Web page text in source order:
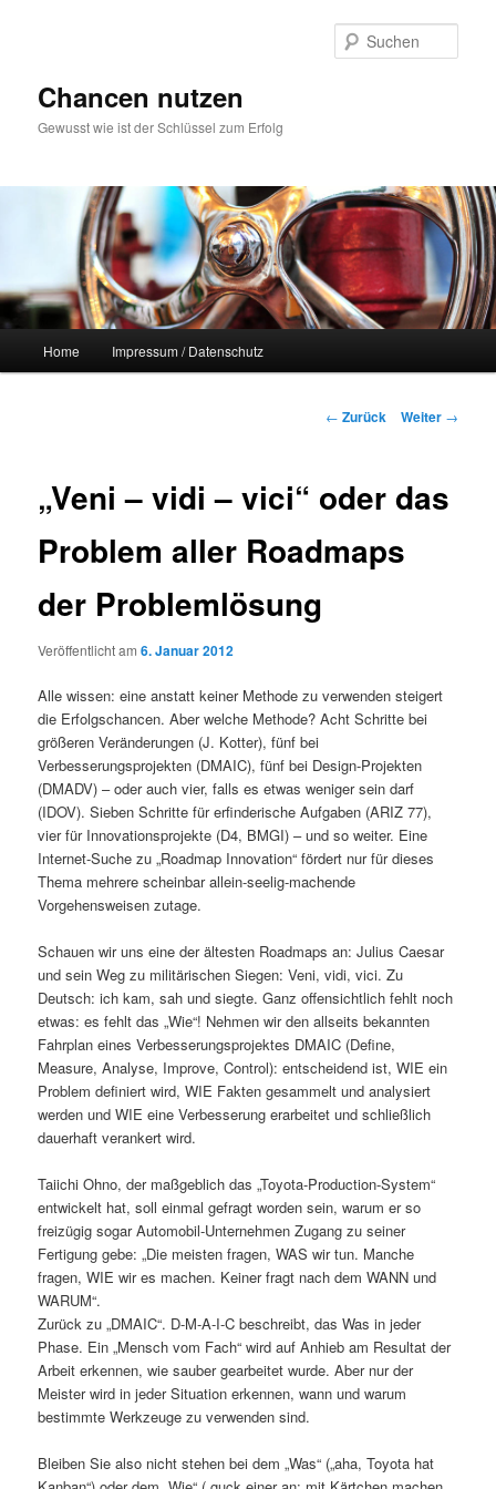
Chancen nutzen
Gewusst wie ist der Schlüssel zum Erfolg
Home Impressum / Datenschutz
Beitrags-
← Zurück Weiter →
„Veni – vidi – vici“ oder das
Problem aller Roadmaps
der Problemlösung
Veröffentlicht am6. Januar 2012
Alle wissen: eine anstatt keiner Methode zu verwenden steigert
die Erfolgschancen. Aber welche Methode? Acht Schritte bei
größeren Veränderungen (J. Kotter), fünf bei
Verbesserungsprojekten (DMAIC), fünf bei Design-Projekten
(DMADV) – oder auch vier, falls es etwas weniger sein darf
(IDOV). Sieben Schritte für erfinderische Aufgaben (ARIZ 77),
vier für Innovationsprojekte (D4, BMGI) – und so weiter. Eine
Internet-Suche zu „Roadmap Innovation“ fördert nur für dieses
Thema mehrere scheinbar allein-seelig-machende
Vorgehensweisen zutage.
Schauen wir uns eine der ältesten Roadmaps an: Julius Caesar
und sein Weg zu militärischen Siegen: Veni, vidi, vici. Zu
Deutsch: ich kam, sah und siegte. Ganz offensichtlich fehlt noch
etwas: es fehlt das „Wie“! Nehmen wir den allseits bekannten
Fahrplan eines Verbesserungsprojektes DMAIC (Define,
Measure, Analyse, Improve, Control): entscheidend ist, WIE ein
Problem definiert wird, WIE Fakten gesammelt und analysiert
werden und WIE eine Verbesserung erarbeitet und schließlich
dauerhaft verankert wird.
Taiichi Ohno, der maßgeblich das „Toyota-Production-System“
entwickelt hat, soll einmal gefragt worden sein, warum er so
freizügig sogar Automobil-Unternehmen Zugang zu seiner
Fertigung gebe: „Die meisten fragen, WAS wir tun. Manche
fragen, WIE wir es machen. Keiner fragt nach dem WANN und
WARUM“.
Zurück zu „DMAIC“. D-M-A-I-C beschreibt, das Was in jeder
Phase. Ein „Mensch vom Fach“ wird auf Anhieb am Resultat der
Arbeit erkennen, wie sauber gearbeitet wurde. Aber nur der
Meister wird in jeder Situation erkennen, wann und warum
bestimmte Werkzeuge zu verwenden sind.
Bleiben Sie also nicht stehen bei dem „Was“ („aha, Toyota hat